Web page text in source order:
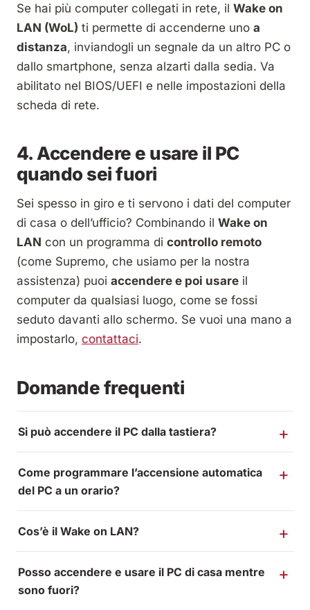
Se hai più computer collegati in rete, il Wake on
LAN (WoL) ti permette di accenderne uno a
distanza, inviandogli un segnale da un altro PC o
dallo smartphone, senza alzarti dalla sedia. Va
abilitato nel BIOS/UEFI e nelle impostazioni della
scheda di rete.
4. Accendere e usare il PC
quando sei fuori
Sei spesso in giro e ti servono i dati del computer
di casa o dell’ufficio? Combinando il Wake on
LAN con un programma di controllo remoto
(come Supremo, che usiamo per la nostra
assistenza) puoi accendere e poi usare il
computer da qualsiasi luogo, come se fossi
seduto davanti allo schermo. Se vuoi una mano a
impostarlo, contattaci.
Domande frequenti
Si può accendere il PC dalla tastiera?
Come programmare l’accensione automatica
del PC a un orario?
Cos’è il Wake on LAN?
Posso accendere e usare il PC di casa mentre
sono fuori?